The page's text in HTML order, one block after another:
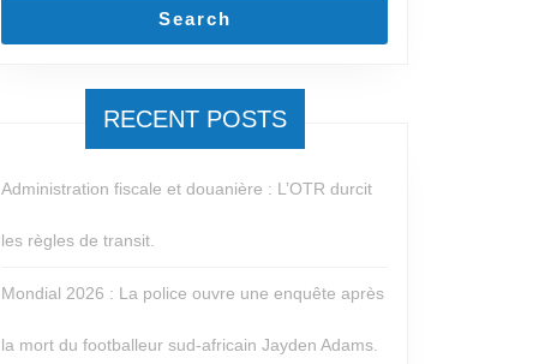
Search
RECENT POSTS
Administration fiscale et douanière : L’OTR durcit
les règles de transit.
Mondial 2026 : La police ouvre une enquête après
la mort du footballeur sud-africain Jayden Adams.